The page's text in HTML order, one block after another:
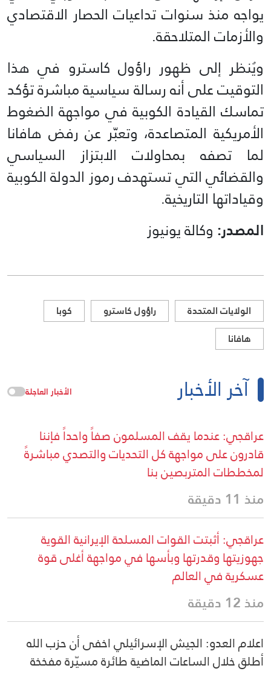
يواجه منذ سنوات تداعيات الحصار الاقتصادي
والأزمات المتلاحقة.
ويُنظر إلى ظهور راؤول كاسترو في هذا
التوقيت على أنه رسالة سياسية مباشرة تؤكد
تماسك القيادة الكوبية في مواجهة الضغوط
الأمريكية المتصاعدة، وتعبّر عن رفض هافانا
لما تصفه بمحاولات الابتزاز السياسي
والقضائي التي تستهدف رموز الدولة الكوبية
وقياداتها التاريخية.
المصدر: وكالة يونيوز
الولايات المتحدة راؤول كاسترو
كوبا
هافانا
آخر الأخبار الأخبار العاجلة
عراقجي: عندما يقف المسلمون صفاً واحداً فإننا
قادرون على مواجهة كل التحديات والتصدي مباشرةً
لمخططات المتربصين بنا
منذ 11 دقيقة
عراقجي: أثبتت القوات المسلحة الإيرانية القوية
جهوزيتها وقدرتها وبأسها في مواجهة أغلى قوة
عسكرية في العالم
منذ 12 دقيقة
اعلام العدو: الجيش الإسرائيلي اخفى أن حزب الله
أطلق خلال الساعات الماضية طائرة مسيّرة مفخخة